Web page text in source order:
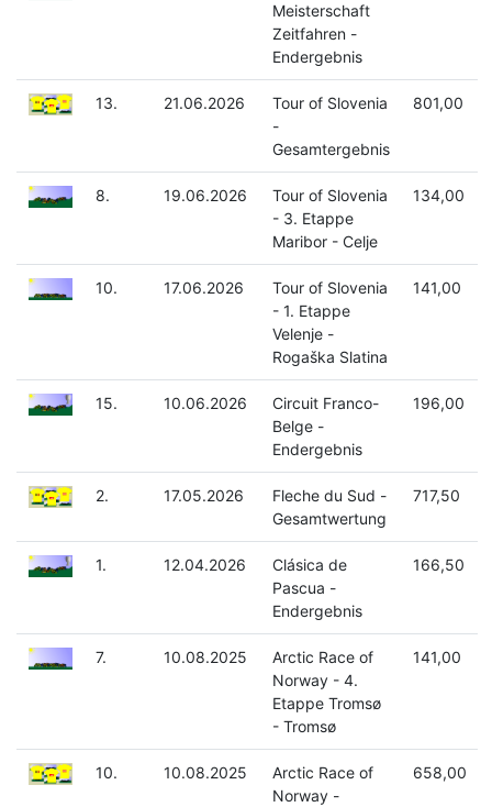
Meisterschaft
Zeitfahren -
Endergebnis
13. 21.06.2026
Tour of Slovenia
-
Gesamtergebnis
801,00
8. 19.06.2026
Tour of Slovenia
- 3. Etappe
Maribor - Celje
134,00
10. 17.06.2026
Tour of Slovenia
- 1. Etappe
Velenje -
Rogaška Slatina
141,00
15. 10.06.2026
Circuit Franco-
Belge -
Endergebnis
196,00
2. 17.05.2026
Fleche du Sud -
Gesamtwertung
717,50
1. 12.04.2026
Clásica de
Pascua -
Endergebnis
166,50
7. 10.08.2025
Arctic Race of
Norway - 4.
Etappe Tromsø
- Tromsø
141,00
10. 10.08.2025
Arctic Race of
Norway -
658,00